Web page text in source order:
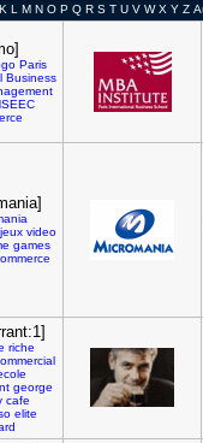
K L M N O P Q R S T U V W X Y Z
Paris
Business
jeux video
games
riche
george
cafe
elite